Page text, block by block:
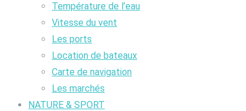
Température de l’eau
Vitesse du vent
Les ports
Location de bateaux
Carte de navigation
Les marchés
NATURE & SPORT